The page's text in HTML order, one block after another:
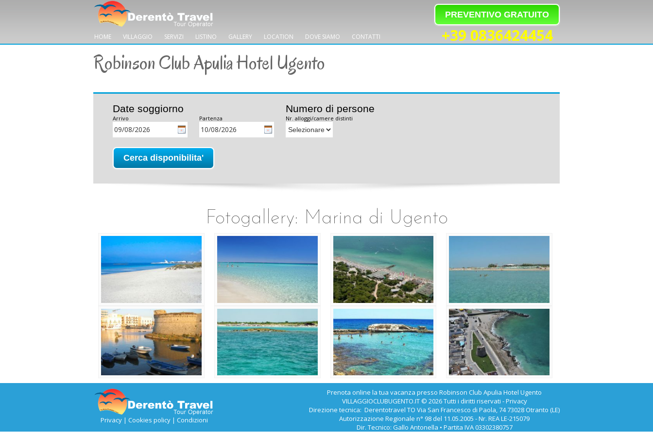
HOME VILLAGGIO SERVIZI LISTINO GALLERY LOCATION DOVE SIAMO CONTATTI
PREVENTIVO GRATUITO
+39 0836424454
Robinson Club Apulia Hotel Ugento
Date soggiorno
Arrivo Partenza
Numero di persone
Nr. alloggi/camere distinti
Fotogallery: Marina di Ugento
Privacy| Cookies policy| Condizioni
Prenota online la tua vacanza presso Robinson Club Apulia Hotel Ugento
VILLAGGIOCLUBUGENTO.IT © 2026 Tutti i diritti riservati -Privacy
Direzione tecnica: Derentotravel TO Via San Francesco di Paola, 74 73028 Otranto (LE)
Autorizzazione Regionale n° 98 del 11.05.2005 - Nr. REA LE-215079
Dir. Tecnico: Gallo Antonella • Partita IVA 03302380757